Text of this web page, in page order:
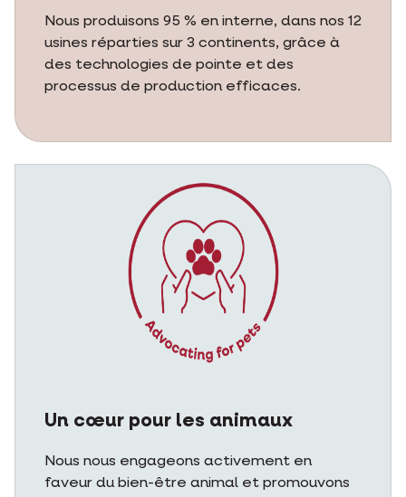
Nous produisons 95 % en interne, dans nos 12
usines réparties sur 3 continents, grâce à
des technologies de pointe et des
processus de production efficaces.
Un cœur pour les animaux
Nous nous engageons activement en
faveur du bien-être animal et promouvons